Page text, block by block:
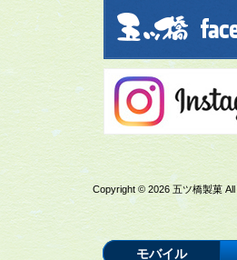
Copyright © 2026 五ツ橋製菓
モバイル